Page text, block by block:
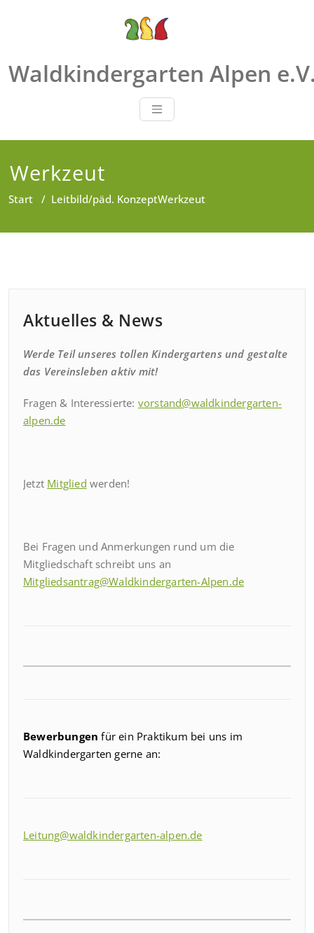
Waldkindergarten Alpen
Werkzeut
Start / Leitbild/päd. KonzeptWerkzeut
Aktuelles & News
Werde Teil unseres tollen Kindergartens und gestalte
das Vereinsleben aktiv mit!
Fragen & Interessierte: vorstand@waldkindergarten-
alpen.de
Jetzt Mitglied werden!
Bei Fragen und Anmerkungen rund um die
Mitgliedschaft schreibt uns an
Mitgliedsantrag@Waldkindergarten-Alpen.de
Bewerbungenfür ein Praktikum bei uns im
Waldkindergarten gerne an:
Leitung@waldkindergarten-alpen.de